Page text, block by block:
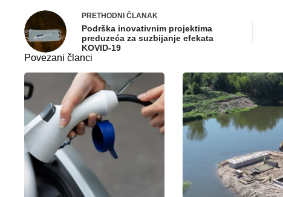
PRETHODNI ČLANAK
Podrška inovativnim projektima
preduzeća za suzbijanje efekata
KOVID-19
Povezani članci